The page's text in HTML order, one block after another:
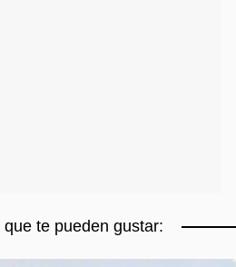
te pueden gustar: